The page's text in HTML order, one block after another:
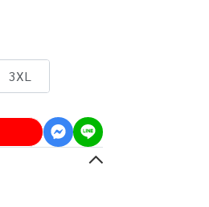
3XL